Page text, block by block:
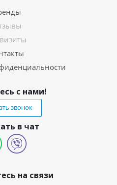
с нами!
звонок
в чат
на связи